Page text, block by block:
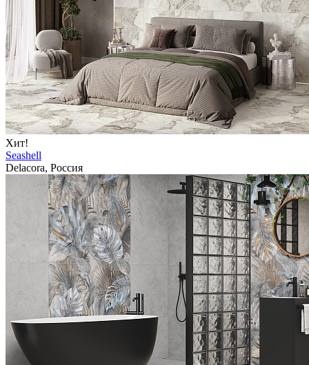
Хит!
Seashell
Delacora, Россия